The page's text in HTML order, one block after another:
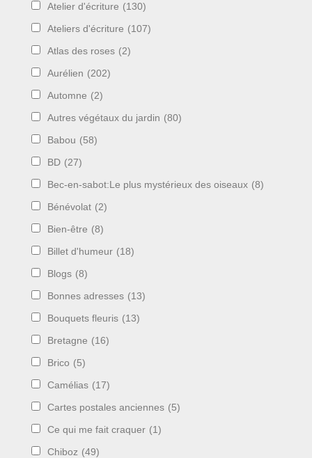
Atelier d'écriture (130)
Ateliers d'écriture (107)
Atlas des roses (2)
Aurélien (202)
Automne (2)
Autres végétaux du jardin (80)
Babou (58)
BD (27)
Bec-en-sabot:Le plus mystérieux des oiseaux (8)
Bénévolat (2)
Bien-être (8)
Billet d'humeur (18)
Blogs (8)
Bonnes adresses (13)
Bouquets fleuris (13)
Bretagne (16)
Brico (5)
Camélias (17)
Cartes postales anciennes (5)
Ce qui me fait craquer (1)
Chiboz (49)